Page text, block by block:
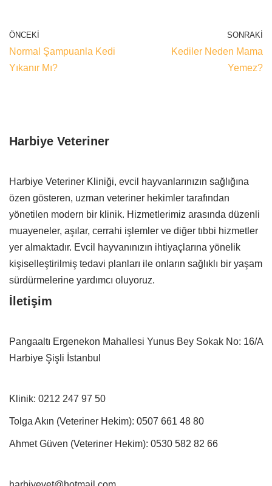
ÖNCEKI
Normal Şampuanla Kedi
Yıkanır Mı?
SONRAKI
Kediler Neden Mama
Yemez?
Harbiye Veteriner
Harbiye Veteriner Kliniği, evcil hayvanlarınızın sağlığına
özen gösteren, uzman veteriner hekimler tarafından
yönetilen modern bir klinik. Hizmetlerimiz arasında düzenli
muayeneler, aşılar, cerrahi işlemler ve diğer tıbbi hizmetler
yer almaktadır. Evcil hayvanınızın ihtiyaçlarına yönelik
kişiselleştirilmiş tedavi planları ile onların sağlıklı bir yaşam
sürdürmelerine yardımcı oluyoruz.
İletişim
Pangaaltı Ergenekon Mahallesi Yunus Bey Sokak No: 16/A
Harbiye Şişli İstanbul
Klinik: 0212 247 97 50
Tolga Akın (Veteriner Hekim): 0507 661 48 80
Ahmet Güven (Veteriner Hekim): 0530 582 82 66